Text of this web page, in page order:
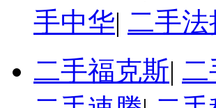
手中华| 二手法
二手福克斯| 二